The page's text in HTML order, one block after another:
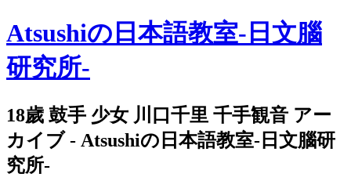
Atsushiの日本語教室-日文腦
研究所-
18歲 鼓手 少女 川口千里 千手観音 アー
カイブ - Atsushiの日本語教室-日文腦研
究所-